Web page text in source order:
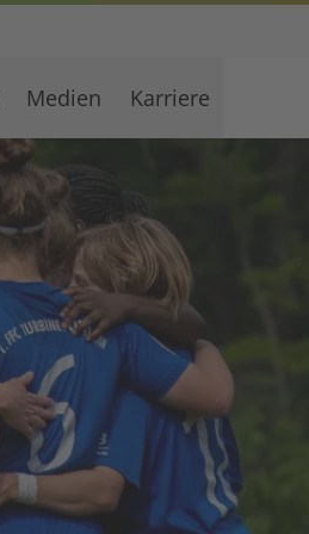
Medien Karriere